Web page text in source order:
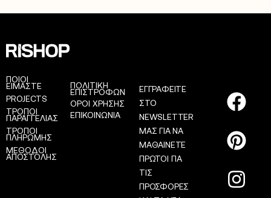
ΠΟΙΟΙ
ΕΙΜΑΣΤΕ
PROJECTS
ΤΡΟΠΟΙ
ΠΑΡΑΓΓΕΛΙΑΣ
ΤΡΟΠΟΙ
ΠΛΗΡΩΜΗΣ
ΜΕΘΟΔΟΙ
ΑΠΟΣΤΟΛΗΣ
ΠΟΛΙΤΙΚΗ
ΕΠΙΣΤΡΟΦΩΝ
ΟΡΟΙ ΧΡΗΣΗΣ
ΕΠΙΚΟΙΝΩΝΙΑ
ΕΓΓΡΑΦΕΙΤΕ
ΣΤΟ
NEWSLETTER
ΜΑΣ ΓΙΑ ΝΑ
ΜΑΘΑΙΝΕΤΕ
ΠΡΩΤΟΙ ΓΙΑ
ΤΙΣ
ΠΡΟΣΦΟΡΕΣ